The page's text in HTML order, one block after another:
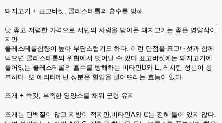
돼지고기 + 표고버섯, 콜레스테롤의 흡수를 방해
맛 좋고 저렴한 가격으로 서민의 사랑을 받아온 돼지고기는 좋은 영양식이
지만
콜레스테롤함량이 높아 부담스럽기도 하다. 이런 단점을 표고버섯과 함께
먹으면 콜레스테롤의 위협에서 벗어날 수 있다.표고버섯에는 돼지고기에
들어있는 콜레스테롤의 흡수를 방해하는 비타민D와 E, 레시틴 성분이 풍
부하다. 또 에리타데닌 성분은 혈압을 떨어뜨리는 효능이 있다.
조개 + 쑥갓, 부족한 영양소를 채워 균형 유지
조개는 단백질이 많고 지방이 적지만,비타민A와 C는 전혀 들어 있지 않다.